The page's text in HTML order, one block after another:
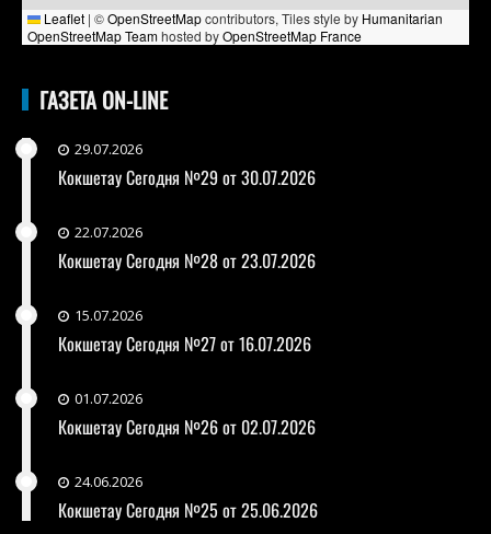
Leaflet | ©OpenStreetMapcontributors, Tiles style by Humanitarian
OpenStreetMap Teamhosted byOpenStreetMap France
ГАЗЕТА ON-LINE
29.07.2026
Кокшетау Сегодня №29 от 30.07.2026
22.07.2026
Кокшетау Сегодня №28 от 23.07.2026
15.07.2026
Кокшетау Сегодня №27 от 16.07.2026
01.07.2026
Кокшетау Сегодня №26 от 02.07.2026
24.06.2026
Кокшетау Сегодня №25 от 25.06.2026